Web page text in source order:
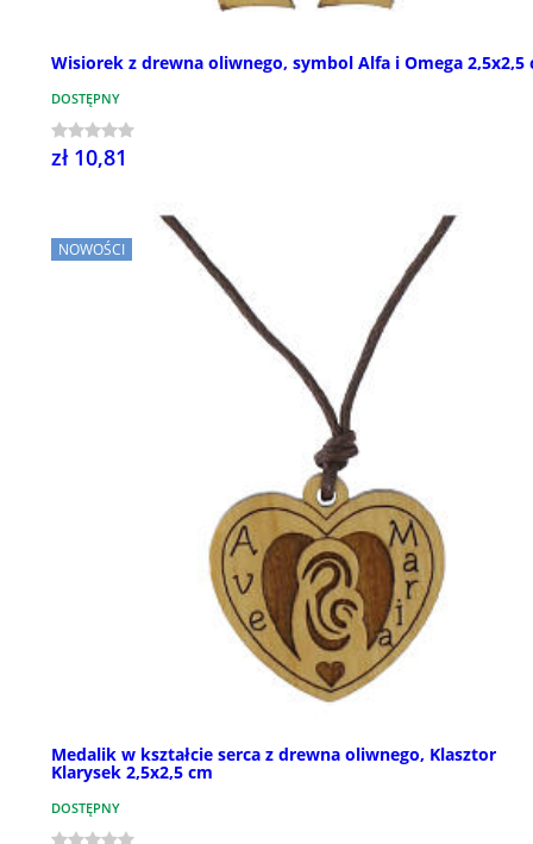
Wisiorek z drewna oliwnego, symbol Alfa i Omega 2,5x2,5
DOSTĘPNY
zł 10,81
NOWOŚCI
Medalik w kształcie serca z drewna oliwnego, Klasztor
Klarysek 2,5x2,5 cm
DOSTĘPNY